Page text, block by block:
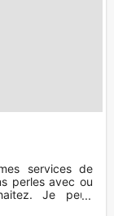
services de
perles avec ou
Je peux